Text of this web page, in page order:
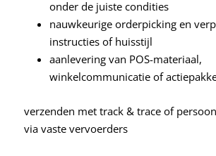
onder de juiste condities
nauwkeurige orderpicking en
instructies of huisstijl
aanlevering van POS-materiaal,
winkelcommunicatie of
verzenden met track & trace of
via vaste vervoerders